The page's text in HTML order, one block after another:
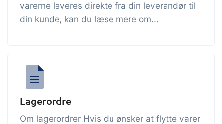
kvalitetsstyring
Få fuld digital sporbarhed og
bæredygtig og certificeret
fødevarevirksomhed
varerne leveres direkte fra din leverandør til
din kunde, kan du læse mere om...
Lagerordre
Om lagerordrer Hvis du ønsker at flytte varer